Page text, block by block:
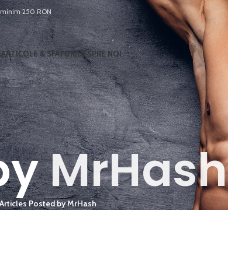
250 RON
ARTICOLE & SFATURIDESPRE NOI
MrHash
Posted by MrHash